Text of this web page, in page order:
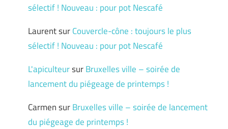
sélectif ! Nouveau : pour pot Nescafé
LaurentsurCouvercle-cône : toujours le plus
sélectif ! Nouveau : pour pot Nescafé
L'apiculteursurBruxelles ville – soirée de
lancement du piégeage de printemps !
CarmensurBruxelles ville – soirée de lancement
du piégeage de printemps !